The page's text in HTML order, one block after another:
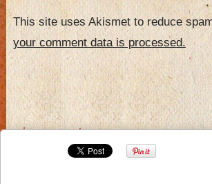
This site uses Akismet to reduce
your comment data is processed.